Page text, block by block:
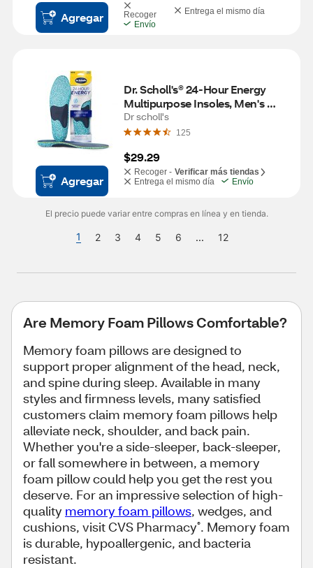
Agregar Recoger
Entrega el mismo día
Envío
Agregar
Dr. Scholl's® 24-Hour Energy
Multipurpose Insoles, Men's
Shoe Size 8-14, 1 Pair
Dr scholl's
125
$29.29
Recoger - Verificar más tiendas
Entrega el mismo día
Envío
El precio puede variar entre compras en línea y en tienda.
1 2 3 4 5 6 ... 12
Are Memory Foam Pillows Comfortable?
Memory foam pillows are designed to
support proper alignment of the head, neck,
and spine during sleep. Available in many
styles and firmness levels, many satisfied
customers claim memory foam pillows help
alleviate neck, shoulder, and back pain.
Whether you're a side-sleeper, back-sleeper,
or fall somewhere in between, a memory
foam pillow could help you get the rest you
deserve. For an impressive selection of high-
quality memory foam pillows, wedges, and
cushions, visit CVS Pharmacy®. Memory foam
is durable, hypoallergenic, and bacteria
resistant.